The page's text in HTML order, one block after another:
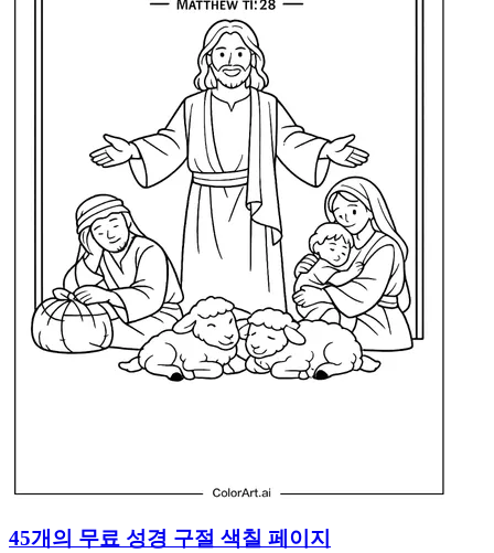
45개의 무료 성경 구절 색칠 페이지